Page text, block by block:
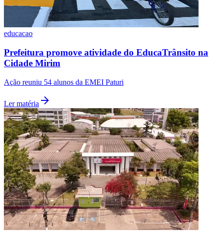
São Paulo
educacao
Prefeitura promove atividade do EducaTrânsito na
Cidade Mirim
Ação reuniu 54 alunos da EMEI Paturi
Ler matéria